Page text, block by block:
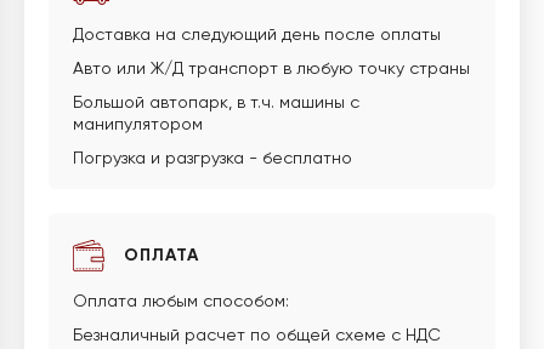
Доставка на следующий день после оплаты
Авто или Ж/Д транспорт в любую точку страны
Большой автопарк, в т.ч. машины с
манипулятором
Погрузка и разгрузка - бесплатно
ОПЛАТА
Оплата любым способом:
Безналичный расчет по общей схеме с НДС